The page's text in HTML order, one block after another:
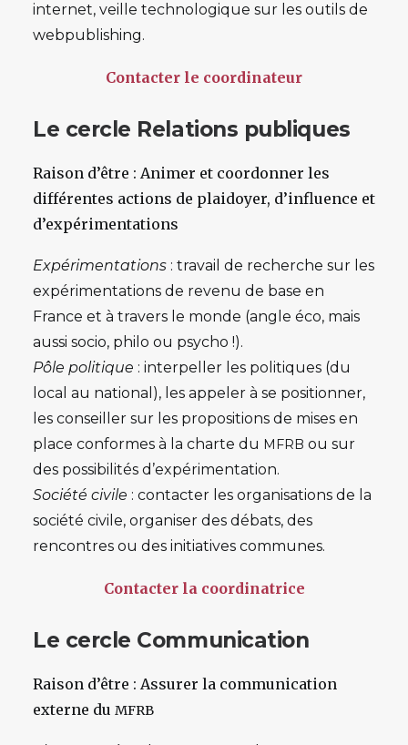
internet, veille technologique sur les outils de
webpublishing.
Contacter le coordinateur
Le cercle Relations publiques
Raison d’être : Animer et coordonner les
différentes actions de plaidoyer, d’influence et
d’expérimentations
Expérimentations : travail de recherche sur les
expérimentations de revenu de base en
France et à travers le monde (angle éco, mais
aussi socio, philo ou psycho !).
Pôle politique : interpeller les politiques (du
local au national), les appeler à se positionner,
les conseiller sur les propositions de mises en
place conformes à la charte du MFRB ou sur
des possibilités d’expérimentation.
Société civile : contacter les organisations de la
société civile, organiser des débats, des
rencontres ou des initiatives communes.
Contacter la coordinatrice
Le cercle Communication
Raison d’être : Assurer la communication
externe du MFRB